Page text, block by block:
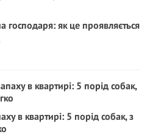
господаря: як це проявляється
в квартирі: 5 порід собак, з